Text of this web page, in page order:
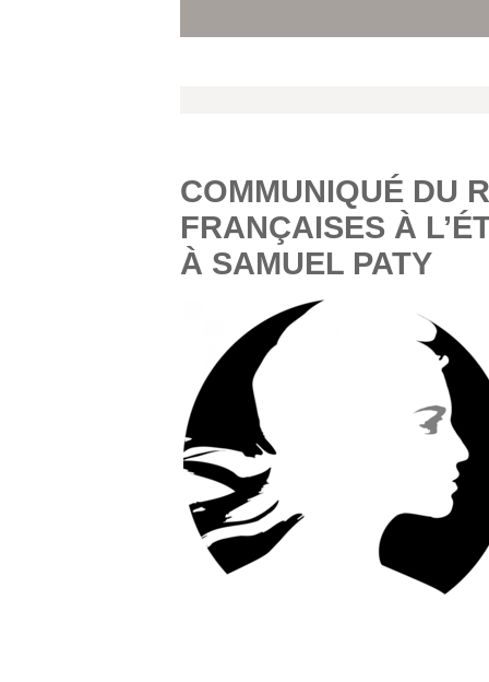
COMMUNIQUÉ DU
FRANÇAISES À
À SAMUEL PATY